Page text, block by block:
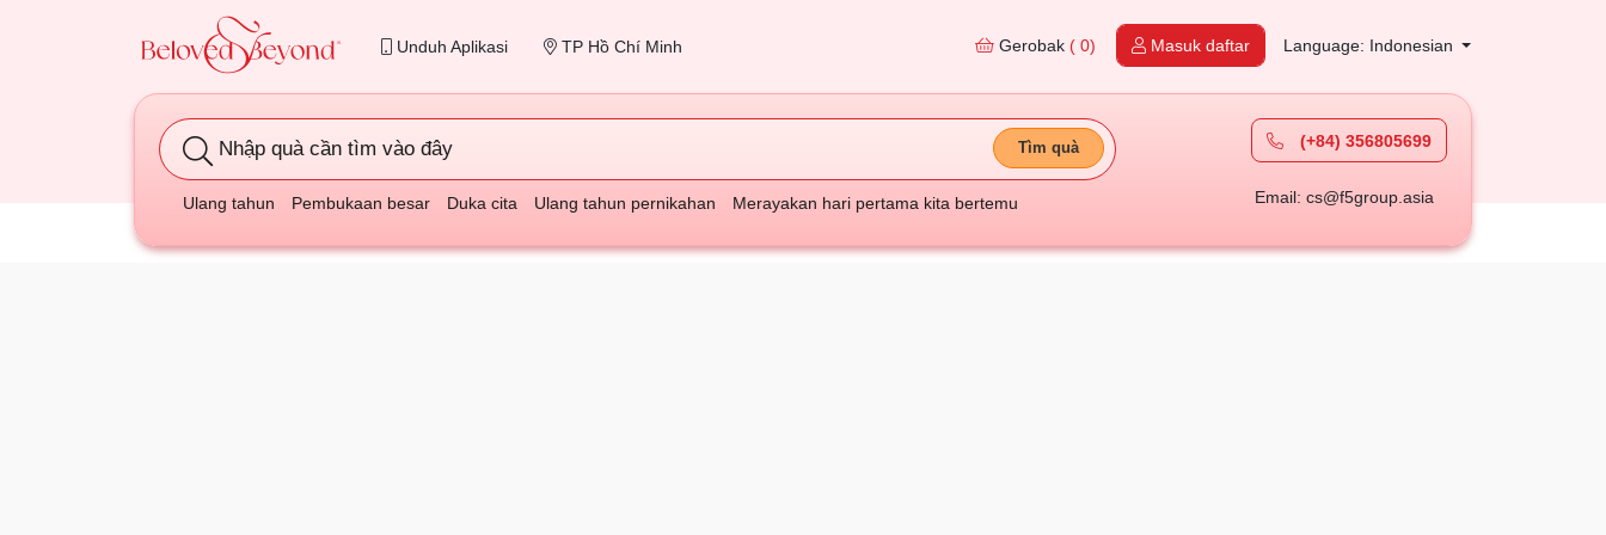
Unduh Aplikasi TP Hồ Chí Minh Gerobak ( 0) Masuk daftar Language: Indonesian
Nhập quà cần tìm vào đây Tìm quà
Ulang tahun Pembukaan besar Duka cita Ulang tahun pernikahan Merayakan hari pertama kita bertemu
(+84) 356805699
Email: cs@f5group.asia